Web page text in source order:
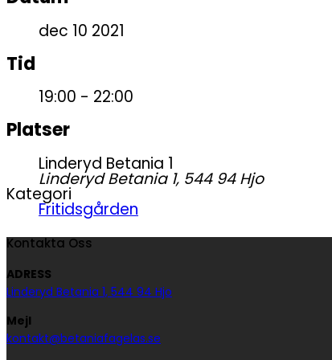
dec 10 2021
Tid
19:00 - 22:00
Platser
Linderyd Betania 1
Linderyd Betania 1, 544 94 Hjo
Kategori
Fritidsgården
Kontakta Oss
ADRESS
Linderyd Betania 1, 544 94 Hjo
Mejl
kontakt@betaniafagelas.se